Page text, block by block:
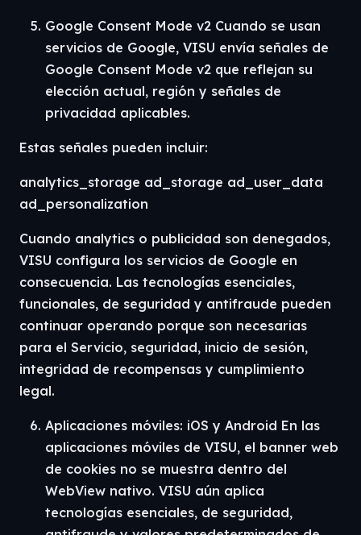
Google Consent Mode v2 Cuando se usan
servicios de Google, VISU envía señales de
Google Consent Mode v2 que reflejan su
elección actual, región y señales de
privacidad aplicables.
Estas señales pueden incluir:
analytics_storage ad_storage ad_user_data
ad_personalization
Cuando analytics o publicidad son denegados,
VISU configura los servicios de Google en
consecuencia. Las tecnologías esenciales,
funcionales, de seguridad y antifraude pueden
continuar operando porque son necesarias
para el Servicio, seguridad, inicio de sesión,
integridad de recompensas y cumplimiento
legal.
Aplicaciones móviles: iOS y Android En las
aplicaciones móviles de VISU, el banner web
de cookies no se muestra dentro del
WebView nativo. VISU aún aplica
tecnologías esenciales, de seguridad,